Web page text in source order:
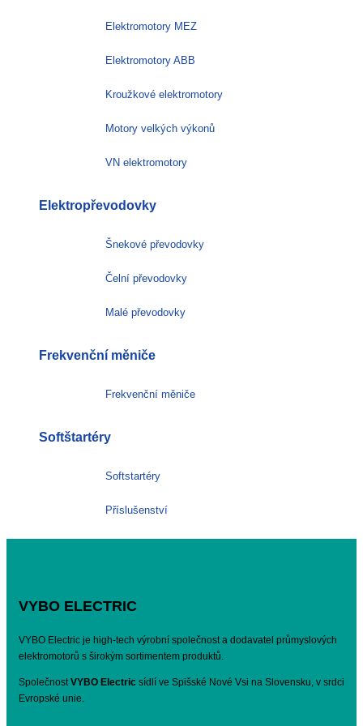
Elektromotory MEZ
Elektromotory ABB
Kroužkové elektromotory
Motory velkých výkonů
VN elektromotory
Elektropřevodovky
Šnekové převodovky
Čelní převodovky
Malé převodovky
Frekvenční měniče
Frekvenční měniče
Softštartéry
Softstartéry
Příslušenství
VYBO ELECTRIC
VYBO Electric je high-tech výrobní společnost a dodavatel průmyslových
elektromotorů s širokým sortimentem produktů.
SpolečnostVYBO Electric sídlí ve Spišské Nové Vsi na Slovensku, v srdci
Evropské unie.